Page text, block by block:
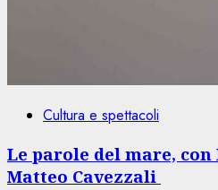
Cultura e spettacoli
Le parole del mare, con
Matteo Cavezzali